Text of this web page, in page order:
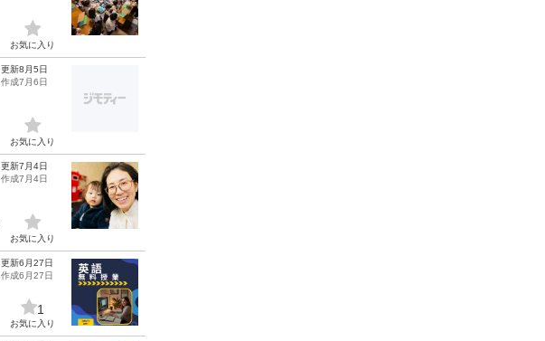
お気に入り
更新8月5日
作成7月6日
お気に入り
更新7月4日
作成7月4日
お気に入り
更新6月27日
作成6月27日
1
お気に入り